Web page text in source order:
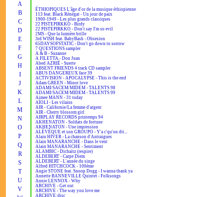
A
B
C
D
E
F
G
H
I
J
K
L
M
N
O
P
Q
R
S
T
U
V
ÉTHIOPIQUES L'âge d'or de la musique éthiopienne
113 feat. Black Rénégat - Un jour de paix
1900-1949 - Les plus grands classiques
22 PISTEPIRKKO - Birdy
22 PISTEPIRKKO - Don't say I'm so evil
2MS - Que la lumière brille
3rd WISH feat. BabyBash - Obsesion
65DAYSOFSTATIC - Don't go down to sorrow
7 QUESTIONS sampler
A & B - Suzanne
A FILETTA - Don Juan
Abed AZRIÉ - Suerte
ABSENT FRIENDS 4 track CD sampler
ABUS DANGEREUX face 39
ACTIVISION - APOCALYPSE - This is the end
Adam GREEN - Minor love
ADAMI/SACEM/MIDEM - TALENTS 98
ADAMI/SACEM/MIDEM - TALENTS 99
Aimee MANN - 31 today
AÏOLI - Les vilains
AIR - Californie/La femme d'argent
AIR - Cherry blossom girl
AIRPLAY RECORDS printemps 94
AKHENATON - Soldats de fortune
AKHENATON - Une impression
ALÉVÊQUE et son GROUPO - Y'a c'qu'on dit...
Alain HIVER - La chanson d'Antraigues
Alain MANARANCHE - Dans le vent
Alain MANARANCHE - Sentiment
ALAMBIC - Dichaïtz (respire)
ALDEBERT - Carpe Diem
ALDEBERT - L'année du singe
Alfred HITCHCOCK - 100ème
Angie STONE feat. Snoop Dogg - I wanna thank ya
Annette BANNEVILLE Quintet - Folksongs
Annie LENNOX - Why
ARCHIVE - Get out
ARCHIVE - The way you love me
ARCHIVE:disc